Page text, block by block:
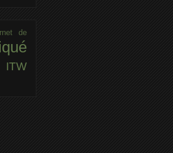
de
ITW